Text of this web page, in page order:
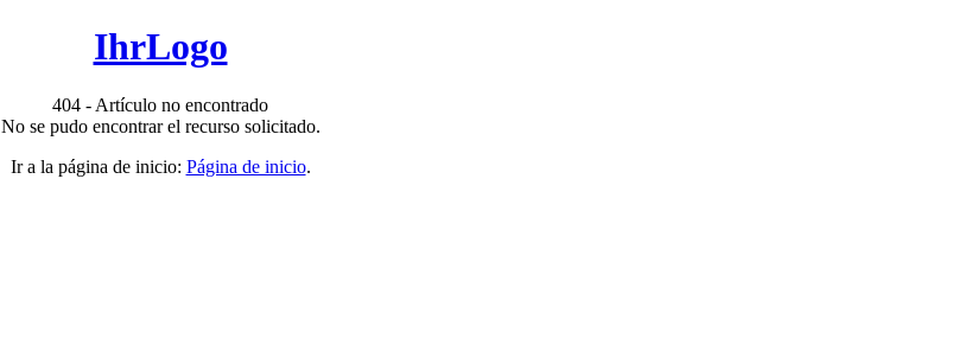
IhrLogo
404 - Artículo no encontrado
No se pudo encontrar el recurso solicitado.
Ir a la página de inicio: Página de inicio.